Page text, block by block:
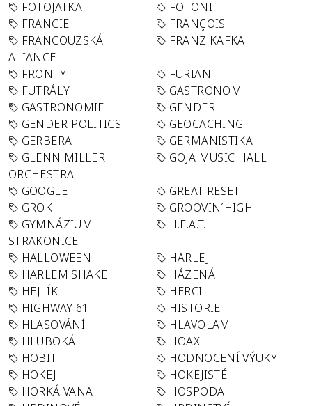
FOTOJATKA
FOTONI
FRANCIE
FRANÇOIS
FRANCOUZSKÁ
ALIANCE
FRANZ KAFKA
FRONTY
FURIANT
FUTRÁLY
GASTRONOM
GASTRONOMIE
GENDER
GENDER-POLITICS
GEOCACHING
GERBERA
GERMANISTIKA
GLENN MILLER
ORCHESTRA
GOJA MUSIC HALL
GOOGLE
GREAT RESET
GROK
GROOVIN´HIGH
GYMNÁZIUM
STRAKONICE
H.E.A.T.
HALLOWEEN
HARLEJ
HARLEM SHAKE
HÁZENÁ
HEJLÍK
HERCI
HIGHWAY 61
HISTORIE
HLASOVÁNÍ
HLAVOLAM
HLUBOKÁ
HOAX
HOBIT
HODNOCENÍ VÝUKY
HOKEJ
HOKEJISTÉ
HORKÁ VANA
HOSPODA